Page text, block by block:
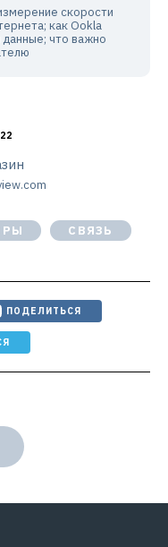
скорости
как Ookla
что важно
СВЯЗЬ
ПОДЕЛИТЬСЯ